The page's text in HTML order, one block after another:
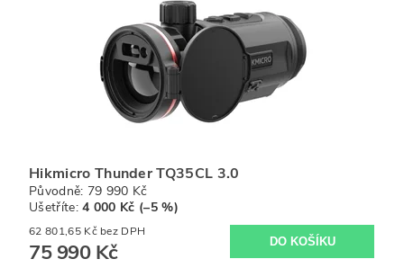
Hikmicro Thunder TQ35CL 3.0
Původně: 79 990 Kč
Ušetříte:4 000 Kč (–5 %)
62 801,65 Kč bez DPH
75 990 Kč